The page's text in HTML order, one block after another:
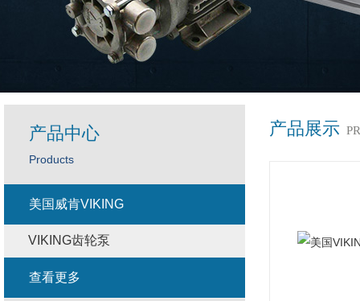
产品展示
产品中心
Products
美国威肯VIKING
VIKING齿轮泵
查看更多